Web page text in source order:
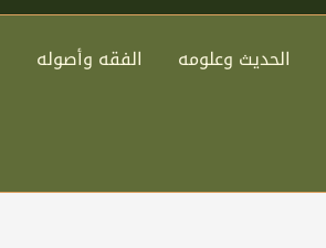
الحديث وعلومه الفقه وأصوله